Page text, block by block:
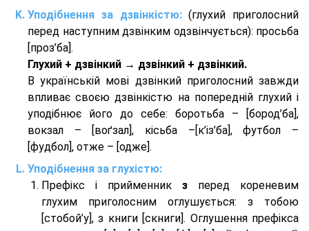
Уподібнення за дзвінкістю:(глухий приголосний
перед наступним дзвінким одзвінчується): просьба
[проз’ба].
Глухий + дзвінкий → дзвінкий + дзвінкий.
В українській мові дзвінкий приголосний завжди
впливає своєю дзвінкістю на попередній глухий і
уподібнює його до себе: боротьба – [бород’ба],
вокзал – [воґзал], кісьба –[к’із’ба], футбол –
[фудбол], отже – [одже].
Уподібнення за глухістю:
Префікс і прийменник з перед кореневим
глухим приголосним оглушується: з тобою
[стобой’у], з книги [скниги]. Оглушення префікса